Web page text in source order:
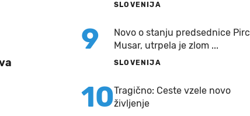
SLOVENIJA
9
Novo o stanju predsednice Pirc
Musar, utrpela je zlom ...
SLOVENIJA
10Tragično: Ceste vzele novo
življenje